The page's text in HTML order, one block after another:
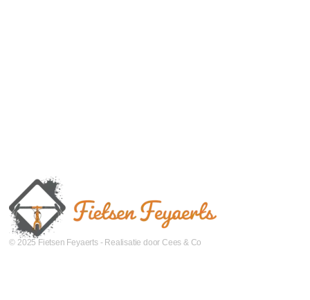
© 2025 Fietsen Feyaerts - Realisatie door Cees & Co